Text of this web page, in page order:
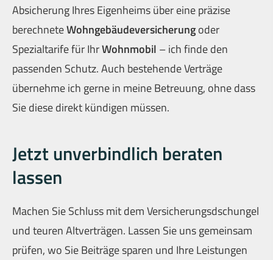
Absicherung Ihres Eigenheims über eine präzise
berechneteWohngebäudeversicherungoder
Spezialtarife für IhrWohnmobil – ich finde den
passenden Schutz. Auch bestehende Verträge
übernehme ich gerne in meine Betreuung, ohne dass
Sie diese direkt kündigen müssen.
Jetzt unverbindlich beraten
lassen
Machen Sie Schluss mit dem Versicherungsdschungel
und teuren Altverträgen. Lassen Sie uns gemeinsam
prüfen, wo Sie Beiträge sparen und Ihre Leistungen